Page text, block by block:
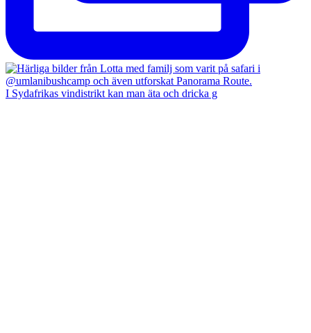
I Sydafrikas vindistrikt kan man äta och dricka g